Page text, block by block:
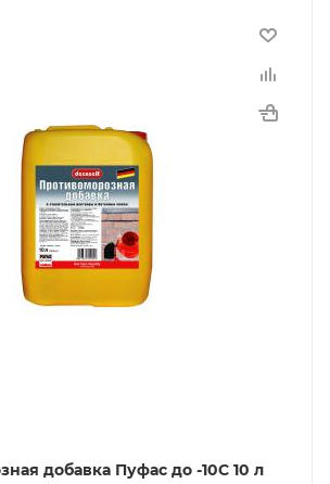
добавка Пуфас до -10С 10 л